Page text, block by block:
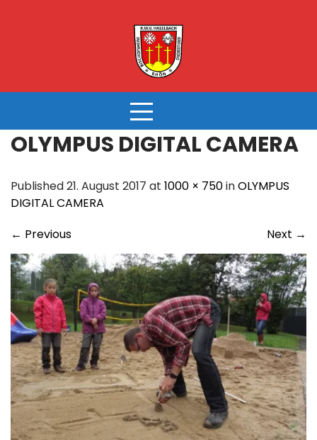
OLYMPUS DIGITAL CAMERA
Published 21. August 2017 at 1000 × 750inOLYMPUS
DIGITAL CAMERA
← Previous Next →